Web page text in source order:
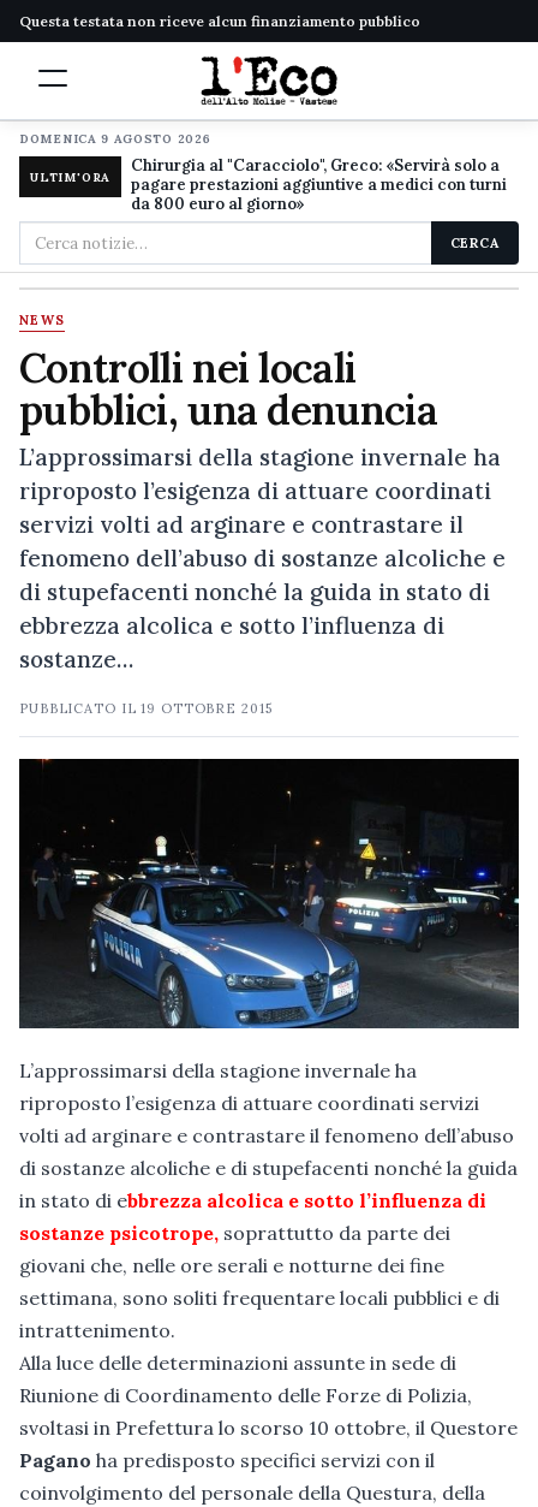
Questa testata non riceve alcun finanziamento pubblico
DOMENICA 9 AGOSTO 2026
ULTIM'ORA
Chirurgia al "Caracciolo", Greco: «Servirà solo a
pagare prestazioni aggiuntive a medici con turni
da 800 euro al giorno»
Cerca
nel
sito
CERCA
NEWS
Controlli nei locali
pubblici, una denuncia
L’approssimarsi della stagione invernale ha
riproposto l’esigenza di attuare coordinati
servizi volti ad arginare e contrastare il
fenomeno dell’abuso di sostanze alcoliche e
di stupefacenti nonché la guida in stato di
ebbrezza alcolica e sotto l’influenza di
sostanze…
PUBBLICATO IL19 OTTOBRE 2015
L’approssimarsi della stagione invernale ha
riproposto l’esigenza di attuare coordinati servizi
volti ad arginare e contrastare il fenomeno dell’abuso
di sostanze alcoliche e di stupefacenti nonché la guida
in stato di ebbrezza alcolica e sotto l’influenza di
sostanze psicotrope, soprattutto da parte dei
giovani che, nelle ore serali e notturne dei fine
settimana, sono soliti frequentare locali pubblici e di
intrattenimento.
Alla luce delle determinazioni assunte in sede di
Riunione di Coordinamento delle Forze di Polizia,
svoltasi in Prefettura lo scorso 10 ottobre, il Questore
Pagano ha predisposto specifici servizi con il
coinvolgimento del personale della Questura, della